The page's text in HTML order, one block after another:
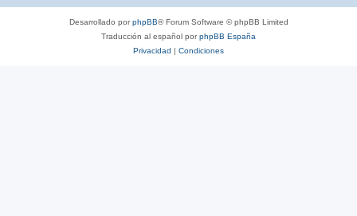
Desarrollado porphpBB® Forum Software © phpBB Limited
Traducción al español porphpBB España
Privacidad | Condiciones